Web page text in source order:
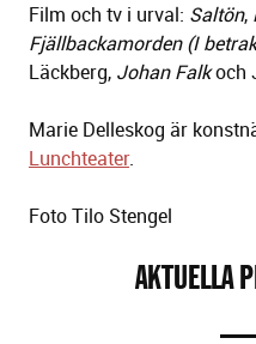
Film och tv i urval: Saltön,
Fjällbackamorden (I
Läckberg, Johan Falkoch
Marie Delleskog är
Lunchteater.
Foto Tilo Stengel
AKTUELLA